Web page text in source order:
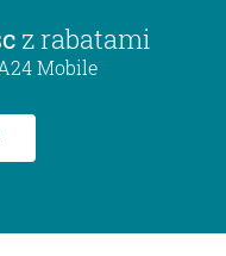
z rabatami
Mobile